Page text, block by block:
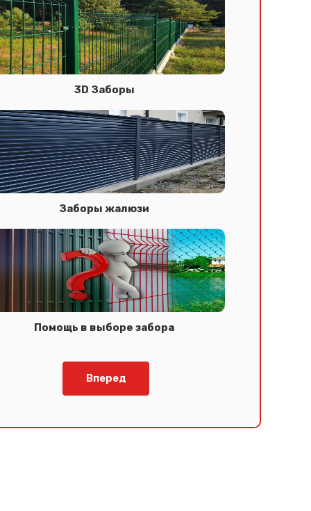
3D Заборы
Заборы жалюзи
Помощь в выборе забора
Вперед